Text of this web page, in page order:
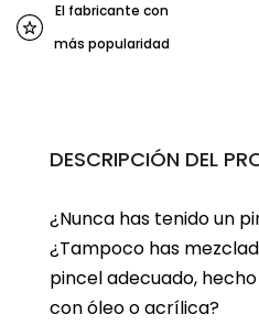
El fabricante con
más popularidad
DESCRIPCIÓN DEL
¿Nunca has tenido un
¿Tampoco has
pincel adecuado,
con óleo o acrílica?